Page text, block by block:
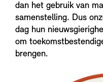
dan het gebruik van
samenstelling. Dus
dag hun
om
brengen.